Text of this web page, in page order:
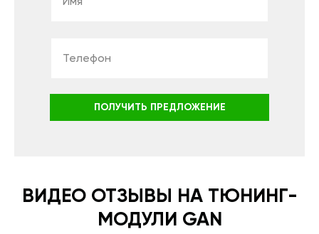
ПОЛУЧИТЬ ПРЕДЛОЖЕНИЕ
ВИДЕО ОТЗЫВЫ НА ТЮНИНГ-
МОДУЛИ GAN